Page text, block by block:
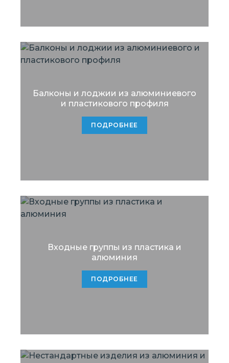
Балконы и лоджии из алюминиевого
и пластикового профиля
ПОДРОБНЕЕ
Входные группы из пластика и
алюминия
ПОДРОБНЕЕ